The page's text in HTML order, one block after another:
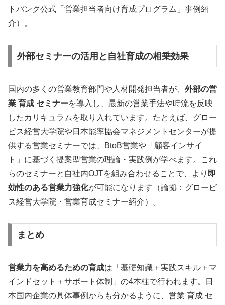
トバンク公式「営業担当者向け育成プログラム」事例紹
介）。
外部セミナーの活用と自社育成の相乗効果
国内の多くの営業教育部門や人材開発担当者が、 外部の営
業 育成 セミナーを導入し、最新の営業手法や時流を反映
したカリキュラムを取り入れています。たとえば、グロー
ビス経営大学院や日本能率協会マネジメントセンターが提
供する営業セミナーでは、BtoB営業や「顧客インサイ
ト」に基づく提案型営業の理論・実践例が学べます。これ
らのセミナーと自社内OJTを組み合わせることで、より 即
効性のある営業力強化が可能になります（論拠：グロービ
ス経営大学院・営業育成セミナー紹介）。
まとめ
営業力を高めるための育成は「基礎知識＋実践スキル＋マ
インドセット＋サポート体制」の4本柱で行われます。日
本国内企業の具体事例からも分かるように、営業 育成 セ